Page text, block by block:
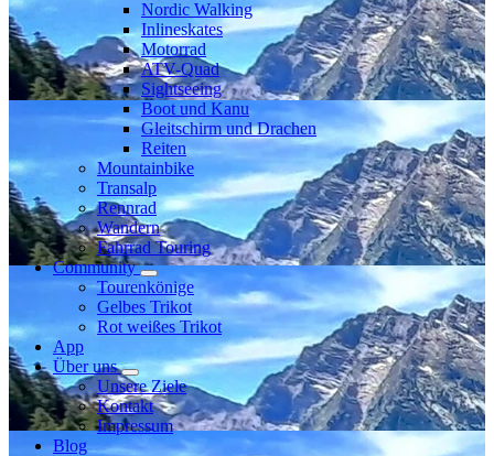
Nordic Walking
Inlineskates
Motorrad
ATV-Quad
Sightseeing
Boot und Kanu
Gleitschirm und Drachen
Reiten
Mountainbike
Transalp
Rennrad
Wandern
Fahrrad Touring
Community
Tourenkönige
Gelbes Trikot
Rot weißes Trikot
App
Über uns
Unsere Ziele
Kontakt
Impressum
Blog